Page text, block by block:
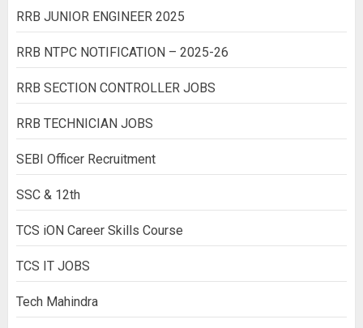
RRB JUNIOR ENGINEER 2025
RRB NTPC NOTIFICATION – 2025-26
RRB SECTION CONTROLLER JOBS
RRB TECHNICIAN JOBS
SEBI Officer Recruitment
SSC & 12th
TCS iON Career Skills Course
TCS IT JOBS
Tech Mahindra